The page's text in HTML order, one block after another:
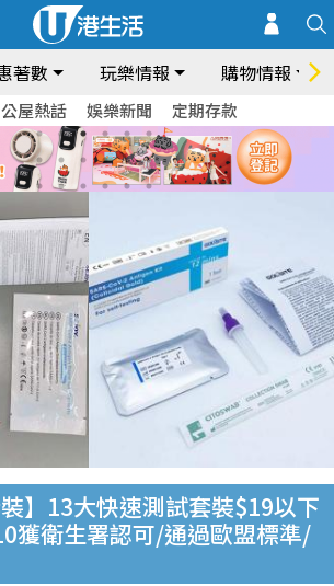
著數 玩樂情報 購物情報
公屋熱話 娛樂新聞 定期存款
裝】13大快速測試套裝$19以下
獲衛生署認可/通過歐盟標準/